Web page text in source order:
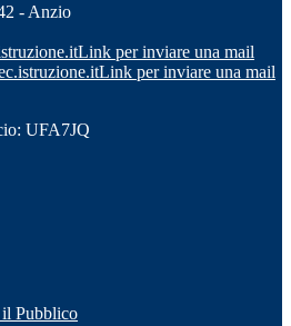
- Anzio
Link per inviare una mail
Link per inviare una mail
UFA7JQ
Pubblico